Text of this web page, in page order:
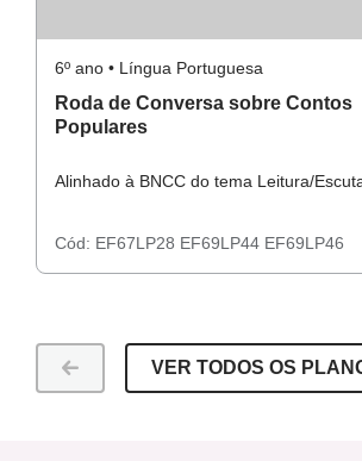
6º ano • Língua Portuguesa
Roda de Conversa sobre Contos
Populares
Alinhado à BNCC do tema Leitura/
Cód: EF67LP28 EF69LP44 EF69LP46
VER TODOS OS